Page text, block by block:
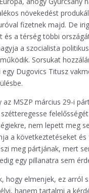
növekedést
fizetnek majd. De
és a térség többi
a szocialista
Sorsukat
egy Dugovics Titusz
az MSZP március 29-i
nem lepett meg
a következtetéseket és
meg pártjának, mert
egy pillanatra sem
hogy elmenjek, ez arról
hanem tartalmi a